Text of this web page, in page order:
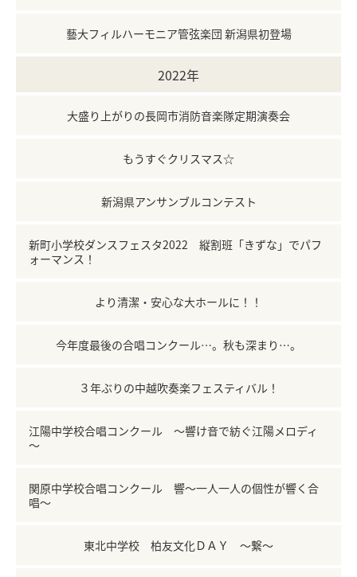
藝大フィルハーモニア管弦楽団 新潟県初登場
2022年
大盛り上がりの長岡市消防音楽隊定期演奏会
もうすぐクリスマス☆
新潟県アンサンブルコンテスト
新町小学校ダンスフェスタ2022 縦割班「きずな」でパフ
ォーマンス！
より清潔・安心な大ホールに！！
今年度最後の合唱コンクール…。秋も深まり…。
３年ぶりの中越吹奏楽フェスティバル！
江陽中学校合唱コンクール ～響け音で紡ぐ江陽メロディ
～
関原中学校合唱コンクール 響～一人一人の個性が響く合
唱～
東北中学校 柏友文化ＤＡＹ ～繋～